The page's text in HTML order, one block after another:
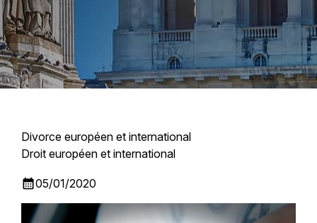
Divorce européen et international
Droit européen et international
calendar_month05/01/2020